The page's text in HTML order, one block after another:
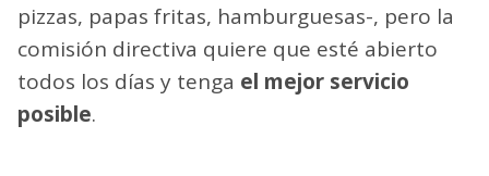
pizzas, papas fritas, hamburguesas-, pero la
comisión directiva quiere que esté abierto
todos los días y tenga el mejor servicio
posible.